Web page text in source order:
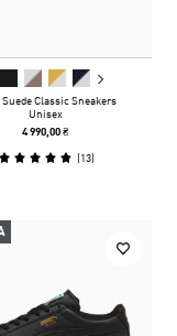
Classic Sneakers
Unisex
4 990,00 ₴
(13)